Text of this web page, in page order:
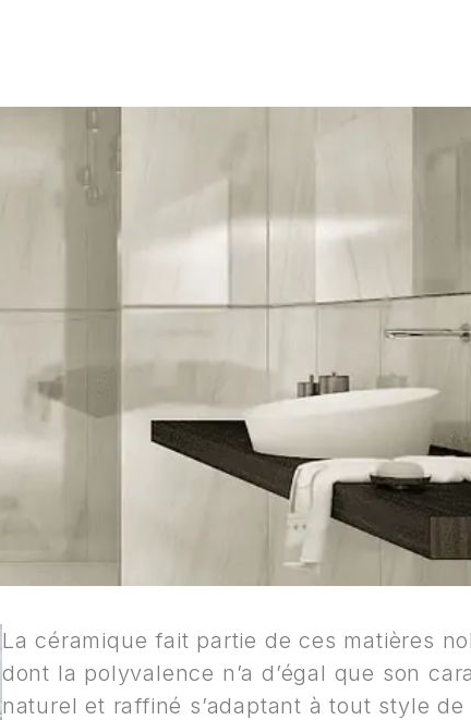
La céramique fait partie de ces matières
dont la polyvalence n’a d’égal que son
naturel et raffiné s’adaptant à tout style de